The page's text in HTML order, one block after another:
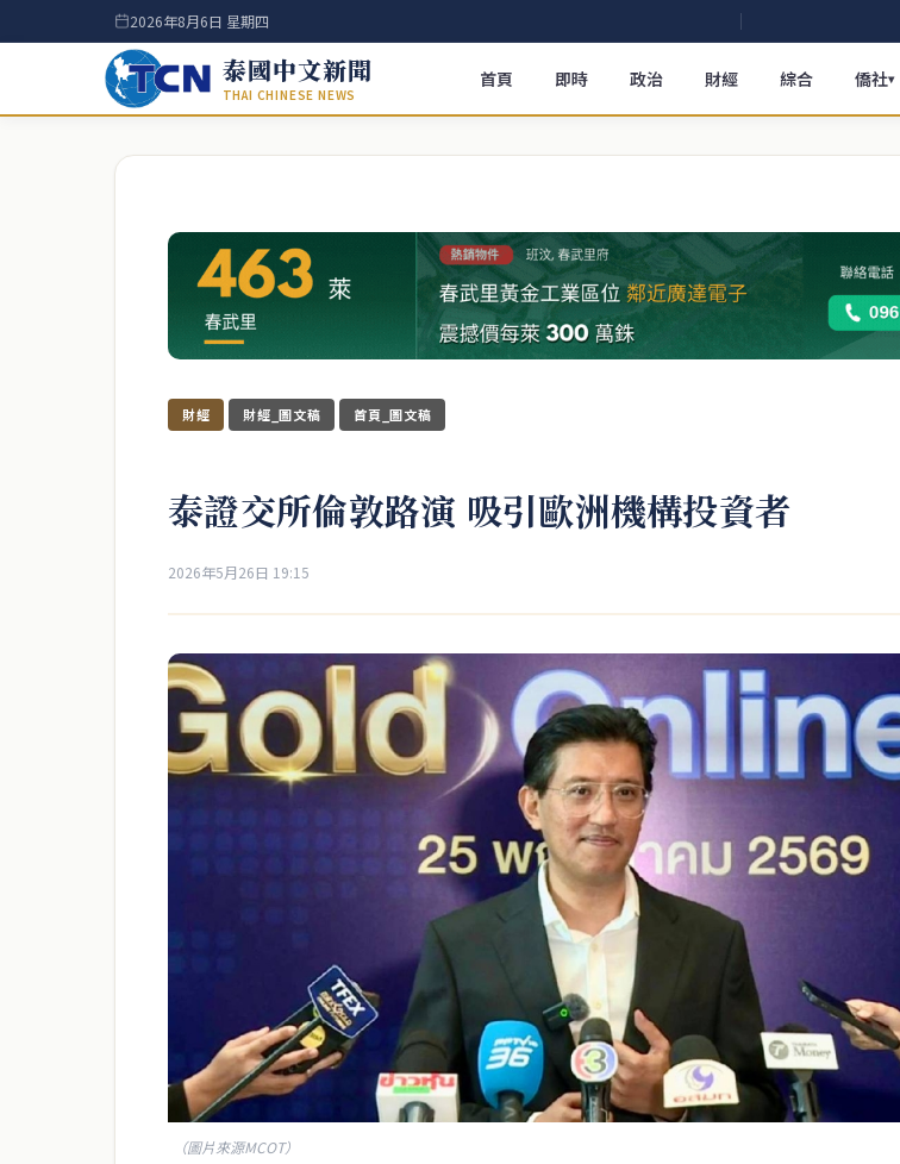
2026年8月6日 星期四
泰國中文新聞
THAI CHINESE NEWS
首頁 即時 政治 財經 綜合 僑社▾
財經 財經_圖文稿 首頁_圖文稿
泰證交所倫敦路演 吸引歐洲機構投資者
2026年5月26日 19:15
（圖片來源MCOT）